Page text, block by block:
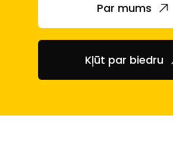
Par mums
Kļūt par biedru